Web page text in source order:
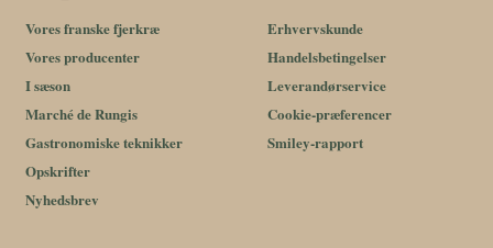
Vores franske fjerkræ
Vores producenter
I sæson
Marché de Rungis
Gastronomiske teknikker
Opskrifter
Nyhedsbrev
Erhvervskunde
Handelsbetingelser
Leverandørservice
Cookie-præferencer
Smiley-rapport